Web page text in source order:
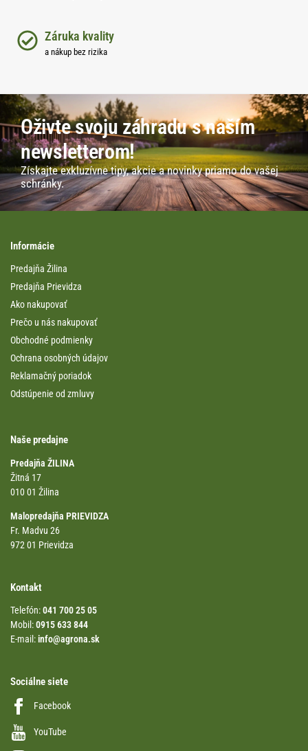
Záruka kvality
a nákup bez rizika
Oživte svoju záhradu s naším
newsletterom!
Získajte exkluzívne tipy, akcie a novinky priamo do vašej
schránky.
Informácie
Predajňa Žilina
Predajňa Prievidza
Ako nakupovať
Prečo u nás nakupovať
Obchodné podmienky
Ochrana osobných údajov
Reklamačný poriadok
Odstúpenie od zmluvy
Naše predajne
Predajňa ŽILINA
Žitná 17
010 01 Žilina
Malopredajňa PRIEVIDZA
Fr. Madvu 26
972 01 Prievidza
Kontakt
Telefón:041 700 25 05
Mobil:0915 633 844
E-mail:info@agrona.sk
Sociálne siete
Facebook
YouTube